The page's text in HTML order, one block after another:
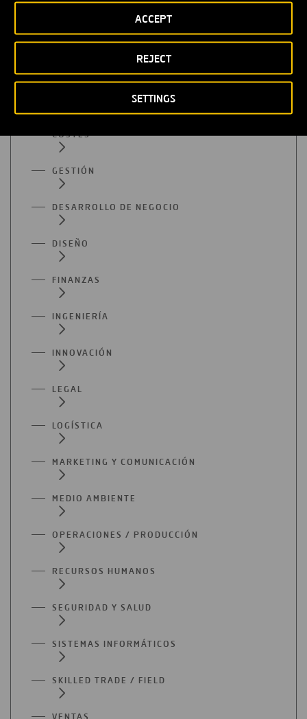
SETTINGS
REJECT
ACCEPT
CONSULTORÍA
CONTABILIDAD / AUDITORÍA
COSTES
GESTIÓN
DESARROLLO DE NEGOCIO
DISEÑO
FINANZAS
INGENIERÍA
INNOVACIÓN
LEGAL
LOGÍSTICA
MARKETING Y COMUNICACIÓN
MEDIO AMBIENTE
OPERACIONES / PRODUCCIÓN
RECURSOS HUMANOS
SEGURIDAD Y SALUD
SISTEMAS INFORMÁTICOS
SKILLED TRADE / FIELD
VENTAS